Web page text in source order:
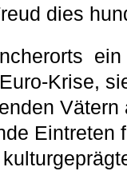
dies
ein
Krise,
Eintreten